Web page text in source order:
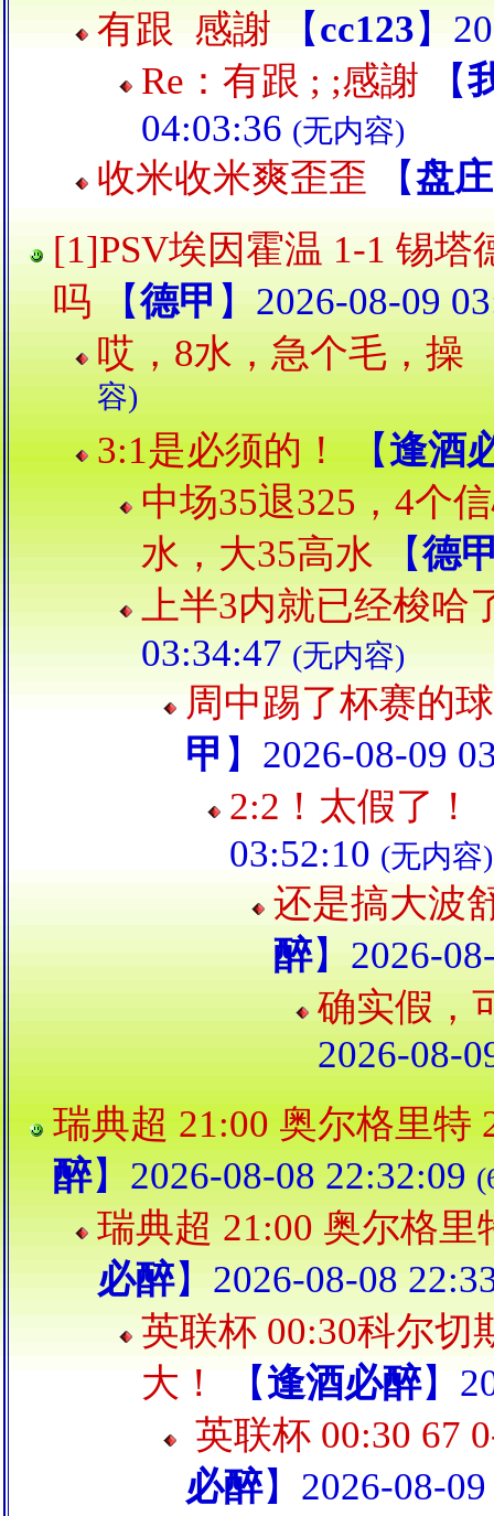
有跟 感謝 【cc123】
Re：有跟 ; ;感謝 【
04:03:36 (无内容)
收米收米爽歪歪 【盘庄
[1]PSV埃因霍温 1-1 锡
吗 【德甲 】2026-08-09
哎，8水，急个毛，操
容)
3:1是必须的！
【逢酒
中场35退325，4个
水，大35高水 【德
上半3内就已经梭哈
03:34:47 (无内容)
周中踢了杯赛的
甲 】2026-08-09
2:2！太假了！
03:52:10 (无内容)
还是搞大波
醉】2026-
确实假，
2026-08-
瑞典超 21:00 奥尔格里
醉】2026-08-08 22:32:09
瑞典超 21:00 奥尔格
必醉】2026-08-08
英联杯 00:30科尔切
大！
【逢酒必醉】
英联杯 00:30 67
必醉】2026-08-